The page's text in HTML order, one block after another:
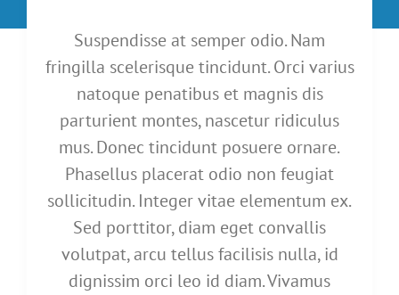
Suspendisse at semper odio. Nam
fringilla scelerisque tincidunt. Orci varius
natoque penatibus et magnis dis
parturient montes, nascetur ridiculus
mus. Donec tincidunt posuere ornare.
Phasellus placerat odio non feugiat
sollicitudin. Integer vitae elementum ex.
Sed porttitor, diam eget convallis
volutpat, arcu tellus facilisis nulla, id
dignissim orci leo id diam. Vivamus